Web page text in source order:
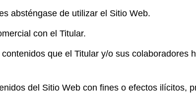
absténgase de utilizar el Sitio Web.
con el Titular.
que el Titular y/o sus colaboradores
del Sitio Web con fines o efectos ilícitos,